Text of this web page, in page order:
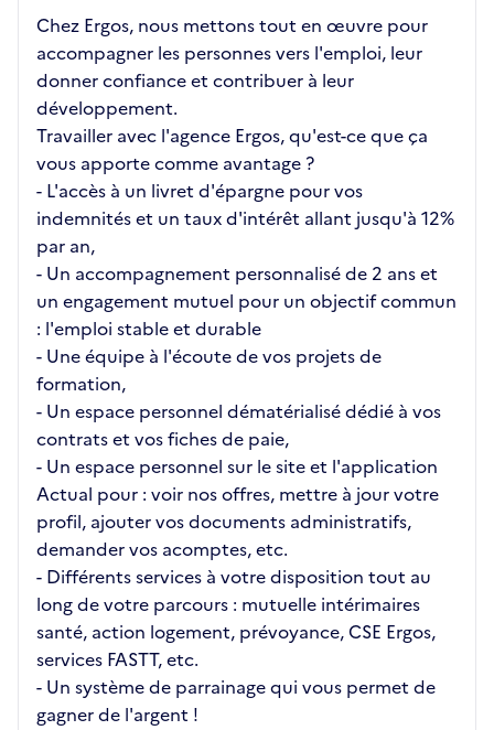
Chez Ergos, nous mettons tout en œuvre pour
accompagner les personnes vers l'emploi, leur
donner confiance et contribuer à leur
développement.
Travailler avec l'agence Ergos, qu'est-ce que ça
vous apporte comme avantage ?
- L'accès à un livret d'épargne pour vos
indemnités et un taux d'intérêt allant jusqu'à 12%
par an,
- Un accompagnement personnalisé de 2 ans et
un engagement mutuel pour un objectif commun
: l'emploi stable et durable
- Une équipe à l'écoute de vos projets de
formation,
- Un espace personnel dématérialisé dédié à vos
contrats et vos fiches de paie,
- Un espace personnel sur le site et l'application
Actual pour : voir nos offres, mettre à jour votre
profil, ajouter vos documents administratifs,
demander vos acomptes, etc.
- Différents services à votre disposition tout au
long de votre parcours : mutuelle intérimaires
santé, action logement, prévoyance, CSE Ergos,
services FASTT, etc.
- Un système de parrainage qui vous permet de
gagner de l'argent !